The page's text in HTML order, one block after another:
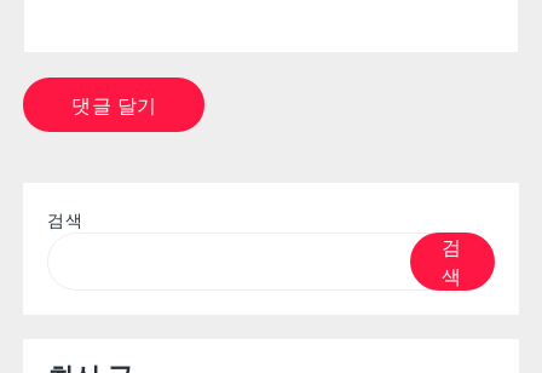
검색
검
색